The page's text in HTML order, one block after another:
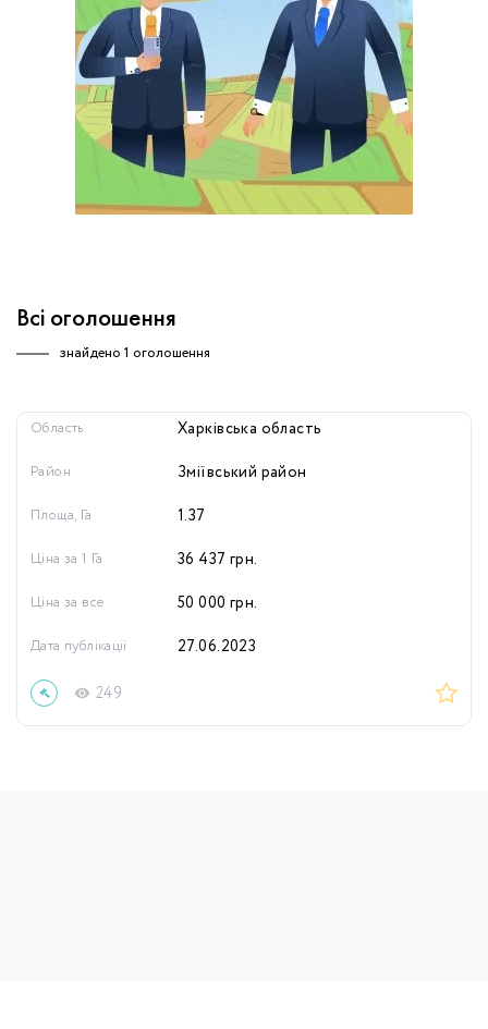
Всі оголошення
знайдено 1 оголошення
Область Харківська область
Район Зміївський район
Площа, Га 1.37
Ціна за 1 Га 36 437 грн.
Ціна за все 50 000 грн.
249
Дата публікації 27.06.2023
Немає облікового запису?
Зареєструватися
УВІЙТИ
обробку персональних даних.
ЗАМОВИТИ КОНСУЛЬТАЦІЮ